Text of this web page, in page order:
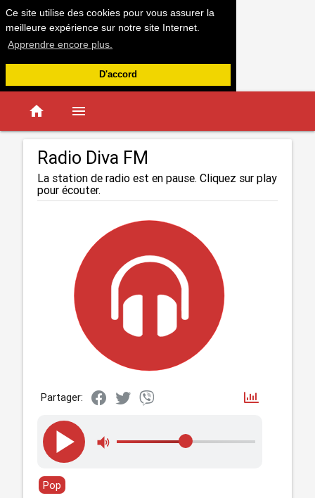
Ce site utilise des cookies pour vous assurer la
meilleure expérience sur notre site Internet.
Apprendre encore plus.
D'accord
home menu
Radio Diva FM
La station de radio est en pause. Cliquez sur play
pour écouter.
Partager:
Pop